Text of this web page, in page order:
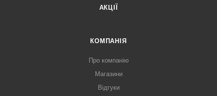
АКЦІЇ
КОМПАНІЯ
Про компанію
Магазини
Відгуки